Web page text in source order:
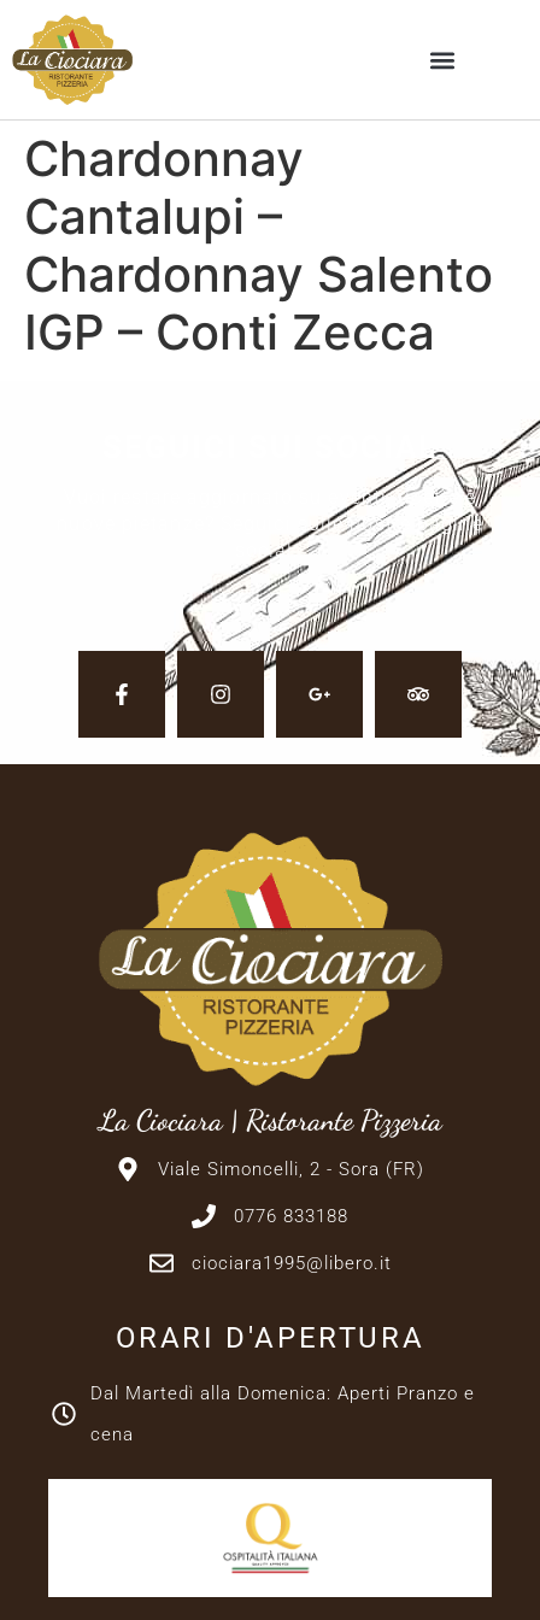
Chardonnay
Cantalupi –
Chardonnay Salento
IGP – Conti Zecca
SEGUICI SUI SOCIAL
Vuoi restare aggiornato su eventi, ricette e
nuove pietanze? Seguici sulle nostre pagine
social.
La Ciociara | Ristorante Pizzeria
Viale Simoncelli, 2 - Sora (FR)
0776 833188
ciociara1995@libero.it
ORARI D'APERTURA
Dal Martedì alla Domenica: Aperti Pranzo e
cena